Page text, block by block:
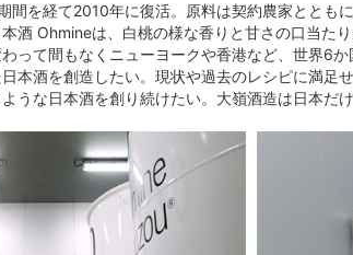
間を経て2010年に復活。原料は契約農家とと
酒 Ohmineは、白桃の様な香りと甘さの口当た
って間もなくニューヨークや香港など、世界6
本酒を創造したい。現状や過去のレシピに満
うな日本酒を創り続けたい。大嶺酒造は日本だ